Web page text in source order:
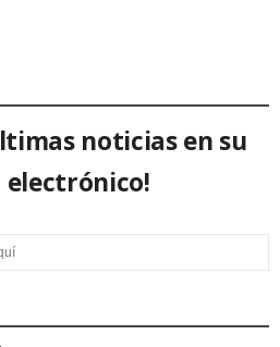
noticias en su
electrónico!